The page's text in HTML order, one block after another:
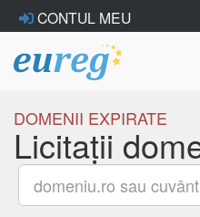
CONTUL MEU
DOMENII EXPIRATE
Licitații